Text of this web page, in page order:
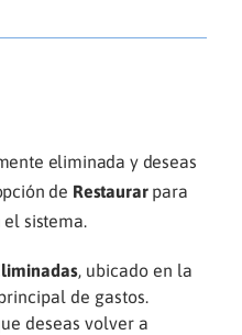
eliminada y deseas
de Restaurarpara
sistema.
, ubicado en la
de gastos.
deseas volver a